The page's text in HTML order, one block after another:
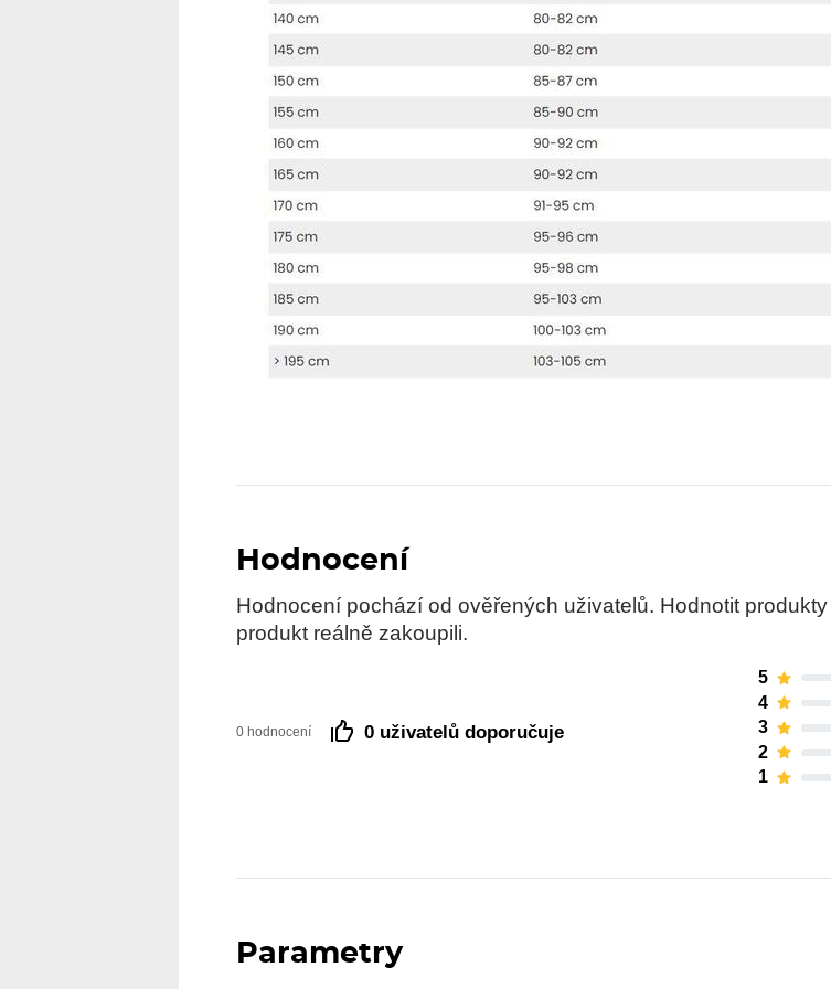
Hodnocení
Hodnocení pochází od ověřených uživatelů. Hodnotit
produkt reálně zakoupili.
0 hodnocení 0 uživatelů doporučuje
5
4
3
2
1
Parametry